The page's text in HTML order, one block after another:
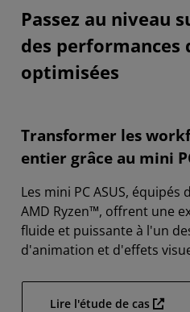
Passez au niveau
des performances
optimisées
Transformer les
entier grâce au mini
Les mini PC ASUS, équipés
AMD Ryzen™, offrent une
fluide et puissante à l'un
d'animation et d'effets
Lire l'étude de cas